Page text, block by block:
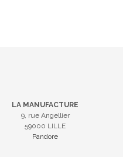
LA MANUFACTURE
9, rue Angellier
59000 LILLE
Pandore